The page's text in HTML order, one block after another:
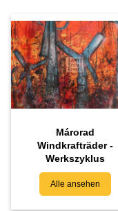
Márorad
Windkrafträder -
Werkszyklus
Alle ansehen